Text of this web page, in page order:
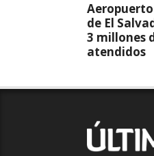
de El
3 millones
atendidos